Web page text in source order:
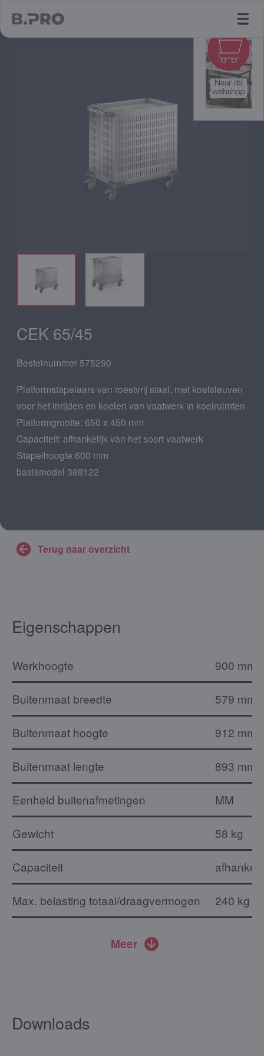
CEK 65/45
Bestelnummer 575290
Platformstapelaars van roestvrij staal, met koelsleuven
voor het inrijden en koelen van vaatwerk in koelruimten
Platformgrootte: 650 x 450 mm
Capaciteit: afhankelijk van het soort vaatwerk
Stapelhoogte:600 mm
basismodel 388122
Terug naar overzicht
Eigenschappen
Werkhoogte 900 mm
Buitenmaat breedte 579 mm
Buitenmaat hoogte 912 mm
Buitenmaat lengte 893 mm
Eenheid buitenafmetingen MM
Gewicht 58 kg
Capaciteit
Max. belasting totaal/draagvermogen 240 kg
Meer
Downloads